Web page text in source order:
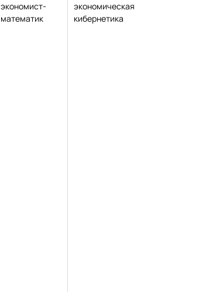
экономист-
математик
экономическая
кибернетика